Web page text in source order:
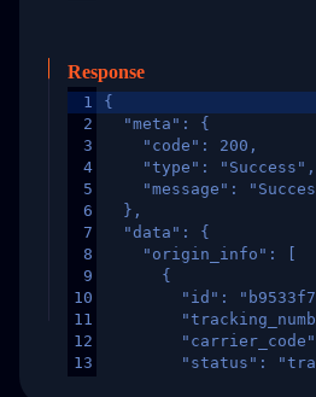
Response
1
2
3
4
5
6
7
8
9
10
11
12
13
{
  "meta": {
    "code": 200,
    "type": "Success",
"message":
  },
  "data": {
    "origin_info": [
      {
"id":
"status":